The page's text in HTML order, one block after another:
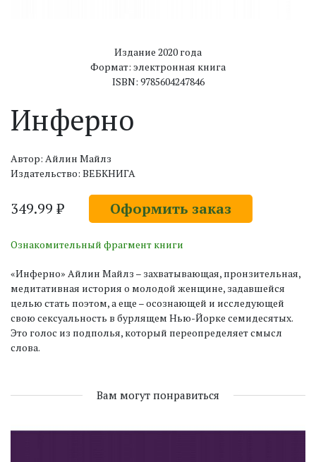
Издание 2020 года
Формат: электронная книга
ISBN: 9785604247846
Инферно
Автор: Айлин Майлз
Издательство: ВЕБКНИГА
349.99 ₽ Оформить заказ
Ознакомительный фрагмент книги
«Инферно» Айлин Майлз – захватывающая, пронзительная,
медитативная история о молодой женщине, задавшейся
целью стать поэтом, а еще – осознающей и исследующей
свою сексуальность в бурлящем Нью-Йорке семидесятых.
Это голос из подполья, который переопределяет смысл
слова.
Вам могут понравиться